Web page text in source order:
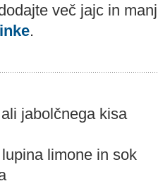
več jajc in
.
jabolčnega kisa
limone in sok